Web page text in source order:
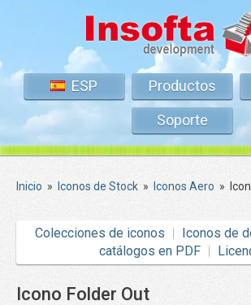
ESP Productos
Soporte
Inicio » Iconos de Stock » Iconos Aero »
Colecciones de iconos
Iconos de
catálogos en PDF
Icono Folder Out